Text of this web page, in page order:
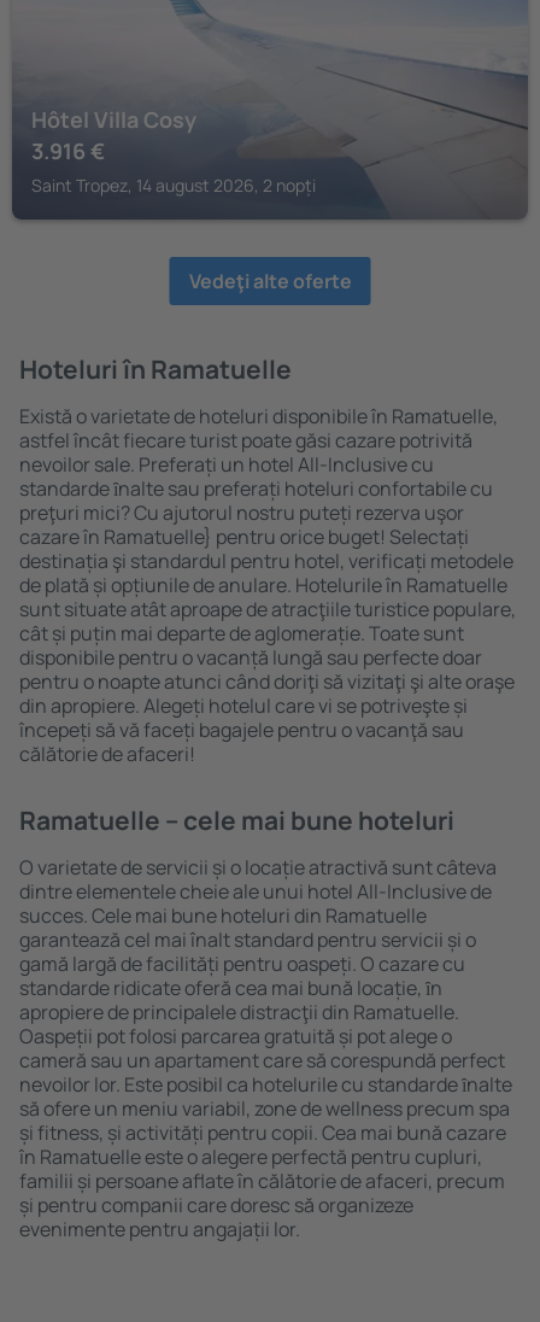
Hôtel Villa Cosy
3.916 €
Saint Tropez, 14 august 2026, 2 nopți
Vedeţi alte oferte
Hoteluri în Ramatuelle
Există o varietate de hoteluri disponibile în Ramatuelle,
astfel încât fiecare turist poate găsi cazare potrivită
nevoilor sale. Preferați un hotel All-Inclusive cu
standarde ȋnalte sau preferați hoteluri confortabile cu
preţuri mici? Cu ajutorul nostru puteți rezerva uşor
cazare în Ramatuelle} pentru orice buget! Selectați
destinația şi standardul pentru hotel, verificați metodele
de plată și opțiunile de anulare. Hotelurile în Ramatuelle
sunt situate atât aproape de atracţiile turistice populare,
cât și puțin mai departe de aglomerație. Toate sunt
disponibile pentru o vacanță lungă sau perfecte doar
pentru o noapte atunci când doriţi să vizitaţi şi alte oraşe
din apropiere. Alegeți hotelul care vi se potriveşte și
începeți să vă faceți bagajele pentru o vacanţă sau
călătorie de afaceri!
Ramatuelle – cele mai bune hoteluri
O varietate de servicii și o locație atractivă sunt câteva
dintre elementele cheie ale unui hotel All-Inclusive de
succes. Cele mai bune hoteluri din Ramatuelle
garantează cel mai înalt standard pentru servicii și o
gamă largă de facilități pentru oaspeți. O cazare cu
standarde ridicate oferă cea mai bună locație, ȋn
apropiere de principalele distracţii din Ramatuelle.
Oaspeții pot folosi parcarea gratuită și pot alege o
cameră sau un apartament care să corespundă perfect
nevoilor lor. Este posibil ca hotelurile cu standarde ȋnalte
să ofere un meniu variabil, zone de wellness precum spa
și fitness, și activități pentru copii. Cea mai bună cazare
în Ramatuelle este o alegere perfectă pentru cupluri,
familii și persoane aflate în călătorie de afaceri, precum
și pentru companii care doresc să organizeze
evenimente pentru angajații lor.